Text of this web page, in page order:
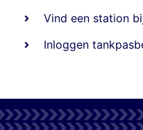
Vind een station
Inloggen